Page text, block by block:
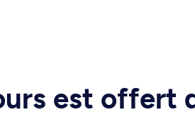
est offert